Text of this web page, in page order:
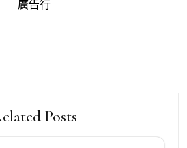
廣告行
Posts